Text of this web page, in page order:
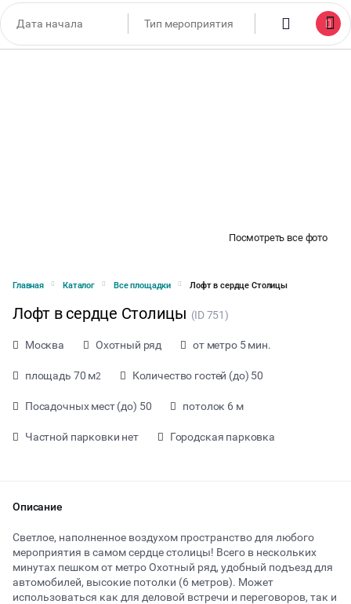
Посмотреть все фото
Главная Каталог Все площадки Лофт в сердце Столицы
Лофт в сердце Столицы (ID 751)
Москва Охотный ряд от метро 5 мин.
площадь 70 м2 Количество гостей (до) 50
Посадочных мест (до) 50 потолок 6 м
Частной парковки нет Городская парковка
Описание
Светлое, наполненное воздухом пространство для любого
мероприятия в самом сердце столицы! Всего в нескольких
минутах пешком от метро Охотный ряд, удобный подъезд для
автомобилей, высокие потолки (6 метров). Может
использоваться как для деловой встречи и переговоров, так и